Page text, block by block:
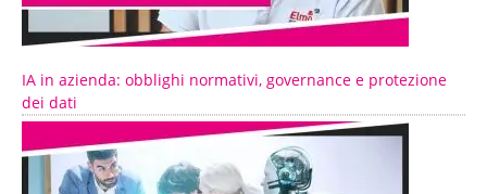
IA in azienda: obblighi normativi, governance e protezione
dei dati